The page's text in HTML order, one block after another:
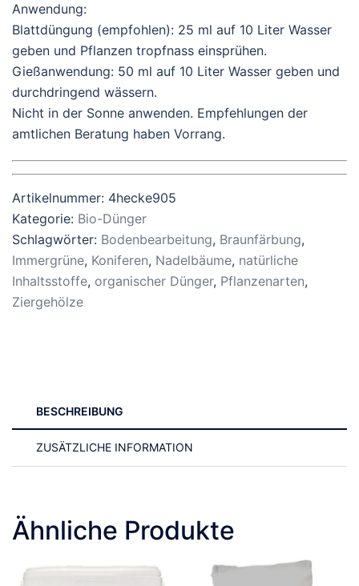
Anwendung:
Blattdüngung (empfohlen): 25 ml auf 10 Liter Wasser
geben und Pflanzen tropfnass einsprühen.
Gießanwendung: 50 ml auf 10 Liter Wasser geben und
durchdringend wässern.
Nicht in der Sonne anwenden. Empfehlungen der
amtlichen Beratung haben Vorrang.
Artikelnummer: 4hecke905
Kategorie: Bio-Dünger
Schlagwörter: Bodenbearbeitung, Braunfärbung,
Immergrüne, Koniferen, Nadelbäume, natürliche
Inhaltsstoffe, organischer Dünger, Pflanzenarten,
Ziergehölze
BESCHREIBUNG
ZUSÄTZLICHE INFORMATION
Ähnliche Produkte